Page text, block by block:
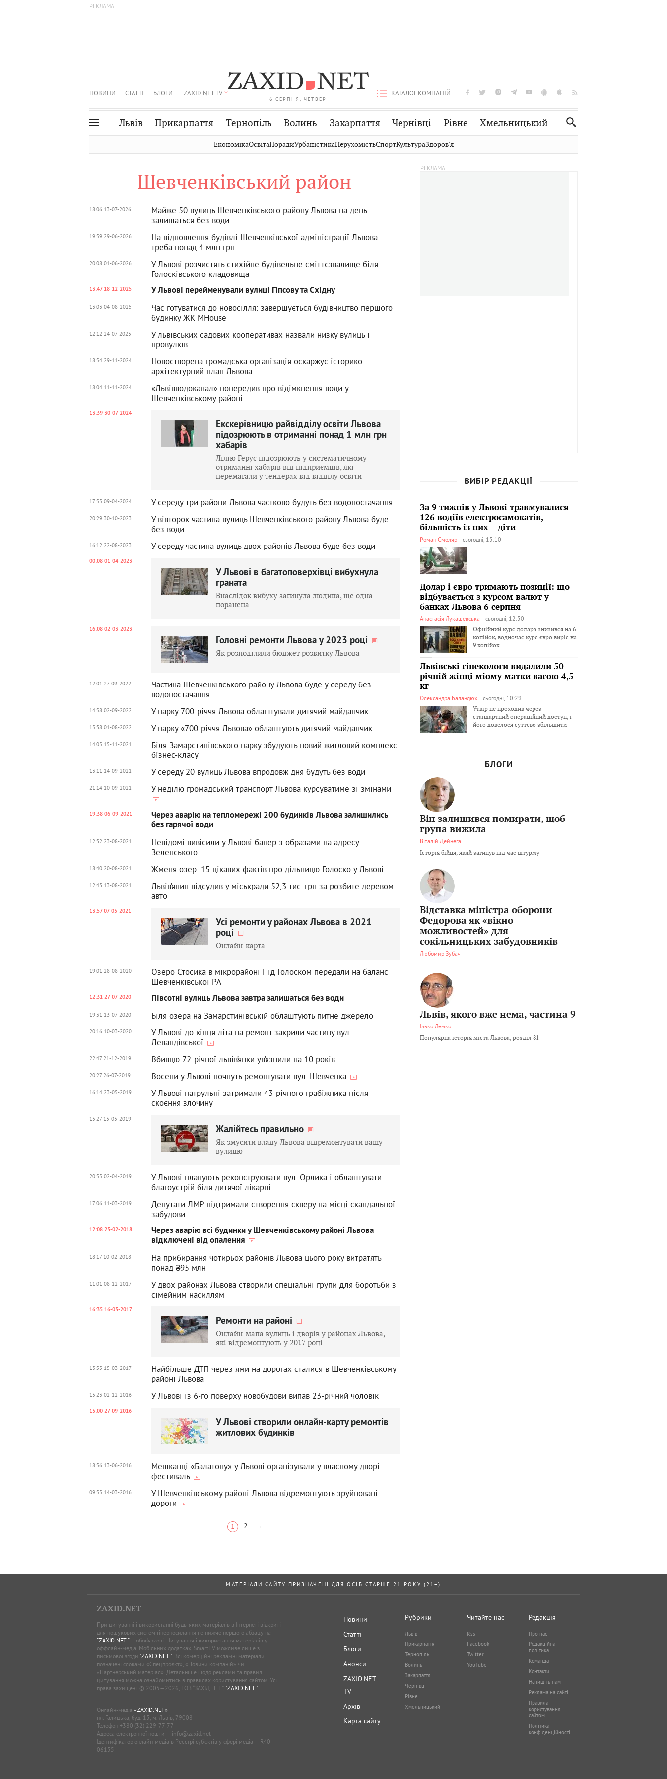
6 СЕРПНЯ, ЧЕТВЕР
НОВИНИ СТАТТІ БЛОГИ ZAXID.NET TV КАТАЛОГ КОМПАНІЙ
Львів Прикарпаття Тернопіль Волинь Закарпаття Чернівці Рівне Хмельницький
Чернівці
Стрий
Хмельницький
Публікації Авто Словко
Кіно
ЕкономікаОсвітаПорадиУрбаністикаНерухомістьСпортКультураЗдоровʼя
Шевченківський район
18:06 13-07-2026
Майже 50 вулиць Шевченківського району Львова на день
залишаться без води
19:59 29-06-2026
На відновлення будівлі Шевченківської адміністрації Львова
треба понад 4 млн грн
20:08 01-06-2026
У Львові розчистять стихійне будівельне сміттєзвалище біля
Голосківського кладовища
13:47 18-12-2025 У Львові перейменували вулиці Гіпсову та Східну
13:03 04-08-2025
Час готуватися до новосілля: завершується будівництво першого
будинку ЖК MHouse
12:12 24-07-2025
У львівських садових кооперативах назвали низку вулиць і
провулків
18:54 29-11-2024
Новостворена громадська організація оскаржує історико-
архітектурний план Львова
18:04 11-11-2024
«Львівводоканал» попередив про відімкнення води у
Шевченківському районі
13:39 30-07-2024
Екскерівницю райвідділу освіти Львова
підозрюють в отриманні понад 1 млн грн
хабарів
Лілію Герус підозрюють у систематичному
отриманні хабарів від підприємців, які
перемагали у тендерах від відділу освіти
17:55 09-04-2024 У середу три райони Львова частково будуть без водопостачання
20:29 30-10-2023
У вівторок частина вулиць Шевченківського району Львова буде
без води
16:12 22-08-2023 У середу частина вулиць двох районів Львова буде без води
00:08 01-04-2023
У Львові в багатоповерхівці вибухнула
граната
Внаслідок вибуху загинула людина, ще одна
поранена
16:08 02-03-2023
Головні ремонти Львова у 2023 році
Як розподілили бюджет розвитку Львова
12:01 27-09-2022
Частина Шевченківського району Львова буде у середу без
водопостачання
14:58 02-09-2022 У парку 700-річчя Львова облаштували дитячий майданчик
15:38 01-08-2022 У парку «700-річчя Львова» облаштують дитячий майданчик
14:05 15-11-2021
Біля Замарстинівського парку збудують новий житловий комплекс
бізнес-класу
13:11 14-09-2021 У середу 20 вулиць Львова впродовж дня будуть без води
21:14 10-09-2021 У неділю громадський транспорт Львова курсуватиме зі змінами
19:38 06-09-2021
Через аварію на тепломережі 200 будинків Львова залишились
без гарячої води
12:32 23-08-2021
Невідомі вивісили у Львові банер з образами на адресу
Зеленського
18:40 20-08-2021 Жменя озер: 15 цікавих фактів про дільницю Голоско у Львові
12:43 13-08-2021
Львів’янин відсудив у міськради 52,3 тис. грн за розбите деревом
авто
13:57 07-05-2021
Усі ремонти у районах Львова в 2021
році
Онлайн-карта
19:01 28-08-2020
Озеро Стосика в мікрорайоні Під Голоском передали на баланс
Шевченківської РА
12:31 27-07-2020 Півсотні вулиць Львова завтра залишаться без води
19:31 13-07-2020 Біля озера на Замарстинівській облаштують питне джерело
20:16 10-03-2020
У Львові до кінця літа на ремонт закрили частину вул.
Левандівської
22:47 21-12-2019 Вбивцю 72-річної львів’янки ув’язнили на 10 років
20:27 26-07-2019 Восени у Львові почнуть ремонтувати вул. Шевченка
16:14 23-05-2019
У Львові патрульні затримали 43-річного грабіжника після
скоєння злочину
15:27 15-05-2019
Жалійтесь правильно
Як змусити владу Львова відремонтувати вашу
вулицю
20:55 02-04-2019
У Львові планують реконструювати вул. Орлика і облаштувати
благоустрій біля дитячої лікарні
17:06 11-03-2019
Депутати ЛМР підтримали створення скверу на місці скандальної
забудови
12:08 23-02-2018
Через аварію всі будинки у Шевченківському районі Львова
відключені від опалення
18:17 10-02-2018
На прибирання чотирьох районів Львова цього року витратять
понад ₴95 млн
11:01 08-12-2017
У двох районах Львова створили спеціальні групи для боротьби з
сімейним насиллям
16:35 16-03-2017
Ремонти на районі
Онлайн-мапа вулиць і дворів у районах Львова,
які відремонтують у 2017 році
13:55 15-03-2017
Найбільше ДТП через ями на дорогах сталися в Шевченківському
районі Львова
15:23 02-12-2016 У Львові із 6-го поверху новобудови випав 23-річний чоловік
15:00 27-09-2016
У Львові створили онлайн-карту ремонтів
житлових будинків
18:56 13-06-2016
Мешканці «Балатону» у Львові організували у власному дворі
фестиваль
09:55 14-03-2016
У Шевченківському районі Львова відремонтують зруйновані
дороги
1 2 →
ВИБІР РЕДАКЦІЇ
За 9 тижнів у Львові травмувалися
126 водіїв електросамокатів,
більшість із них – діти
Роман Смоляр сьогодні, 15:10
Долар і євро тримають позиції: що
відбувається з курсом валют у
банках Львова 6 серпня
Анастасія Лукашевська
сьогодні, 12:50
Офційний курс долара знизився на 6
копійок, водночас курс євро виріс на
9 копійок
Львівські гінекологи видалили 50-
річній жінці міому матки вагою 4,5
кг
Олександра Баландюх
сьогодні, 10:29
Утвір не проходив через
стандартний операційний доступ, і
його довелося суттєво збільшити
БЛОГИ
Він залишився помирати, щоб
група вижила
Віталій Дейнега
Історія бійця, який загинув під час штурму
Відставка міністра оборони
Федорова як «вікно
можливостей» для
сокільницьких забудовників
Любомир Зубач
Львів, якого вже нема, частина 9
Ілько Лемко
Популярна історія міста Львова, розділ 81
МАТЕРІАЛИ САЙТУ ПРИЗНАЧЕНІ ДЛЯ ОСІБ СТАРШЕ 21 РОКУ (21+)
ZAXID.NET
При цитуванні і використанні будь-яких матеріалів в Інтернеті відкриті
для пошукових систем гіперпосилання не нижче першого абзацу на
"ZAXID.NET "— обов’язкові. Цитування і використання матеріалів у
оффлайн-медіа, Мобільних додатках, SmartTV можливе лише з
письмової згоди "ZAXID.NET ". Всі комерційні рекламні матеріали
позначені словами «Спецпроєкт», «Новини компаній» чи
«Партнерський матеріал». Детальніше щодо реклами та правил
цитування можна ознайомитись в правилах користування сайтом. Усі
права захищені. © 2005—2026, ТОВ “ЗАХІД.НЕТ”, "ZAXID.NET ".
Онлайн-медіа «ZAXID.NET»
пл. Галицька, буд. 15, м. Львів, 79008
Телефон +380 (32) 229-77-77
Адреса електронної пошти — info@zaxid.net
Ідентифікатор онлайн-медіа в Реєстрі суб'єктів у сфері медіа — R40-
06155
Новини
Статті
Блоги
Анонси
ZAXID.NET
TV
Архів
Карта сайту
Рубрики
Львів
Прикарпаття
Тернопіль
Волинь
Закарпаття
Чернівці
Рівне
Хмельницький
Читайте нас
Rss
Facebook
Twitter
YouTube
Редакція
Про нас
Редакційна
політика
Команда
Контакти
Напишіть нам
Реклама на сайті
Правила
користування
сайтом
Політика
конфіденційності